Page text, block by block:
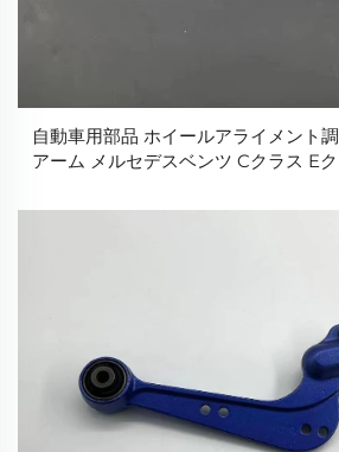
自動車用部品 ホイールアライメント
アーム メルセデスベンツ Cクラス E